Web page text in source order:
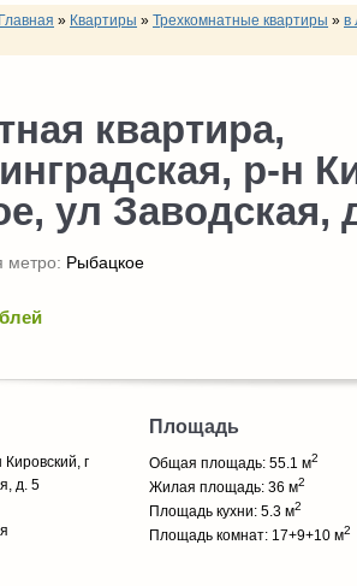
Главная » Квартиры » Трехкомнатные квартиры » в
квартира,
р-н
ул Заводская,
метро: Рыбацкое
г
д. 5
Площадь
Общая площадь: 55.1 м2
Жилая площадь: 36 м2
Площадь кухни: 5.3 м2
Площадь комнат: 17+9+10 м2